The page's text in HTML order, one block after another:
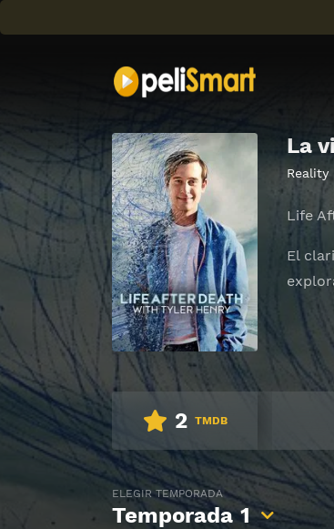
La
Reality
Life
El
2 TMDB
ELEGIR TEMPORADA
Temporada 1